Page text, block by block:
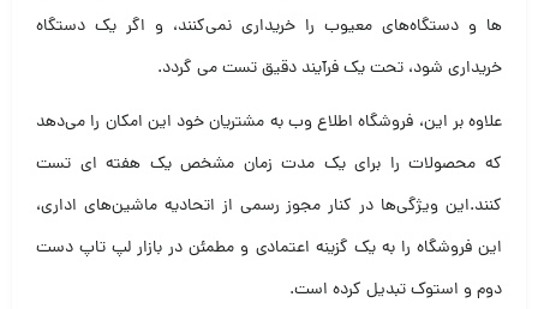
ها و دستگاه‌های معیوب را خریداری نمی‌کنند، و اگر یک دستگاه
خریداری شود، تحت یک فرآیند دقیق تست می گردد.
علاوه بر این، فروشگاه اطلاع وب به مشتریان خود این امکان را می‌دهد
که محصولات را برای یک مدت زمان مشخص یک هفته ای تست
کنند.این ویژگی‌ها در کنار مجوز رسمی از اتحادیه ماشین‌های اداری،
این فروشگاه را به یک گزینه اعتمادی و مطمئن در بازار لپ تاپ دست
دوم و استوک تبدیل کرده است.